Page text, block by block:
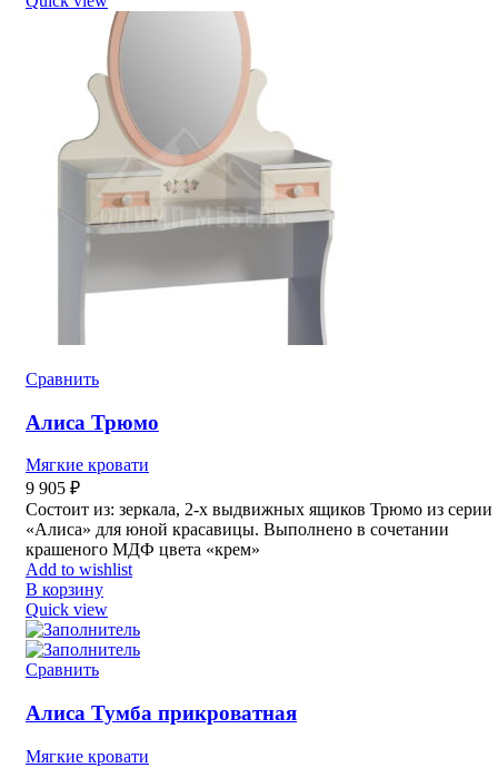
Сравнить
Алиса Трюмо
Мягкие кровати
9 905 ₽
Состоит из: зеркала, 2-х выдвижных ящиков Трюмо из серии
«Алиса» для юной красавицы. Выполнено в сочетании
крашеного МДФ цвета «крем»
Add to wishlist
В корзину
Quick view
Сравнить
Алиса Тумба прикроватная
Мягкие кровати